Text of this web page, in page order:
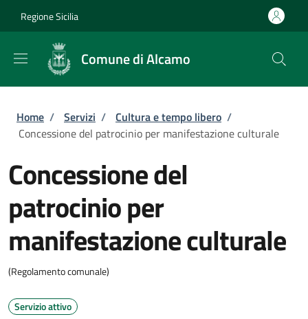
Regione Sicilia
Comune di Alcamo
Briciole di pane
Home / Servizi / Cultura e tempo libero /
Concessione del patrocinio per manifestazione culturale
Concessione del
patrocinio per
manifestazione culturale
(Regolamento comunale)
Servizio attivo